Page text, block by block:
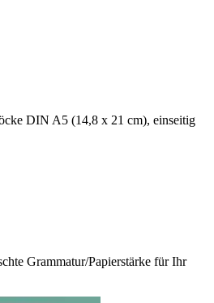
Grammatur/Papierstärke für Ihr